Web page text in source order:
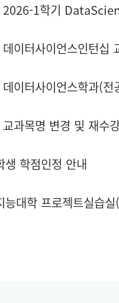
1학기
이터사이언스인턴십
과목명 변경 및 재수
생 학점인정 안내
능대학 프로젝트실습